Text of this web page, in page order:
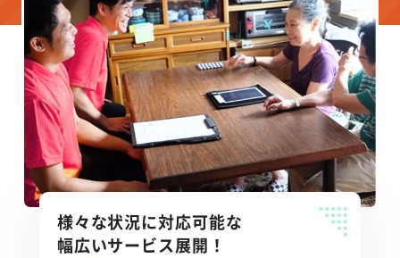
様々な状況に対応可能な
幅広いサービス展開！